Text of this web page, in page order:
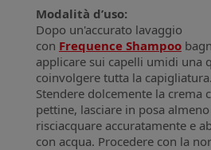
Modalità d’uso:
Dopo un'accurato lavaggio
con Frequence Shampoo
applicare sui capelli umidi una
coinvolgere tutta la capigliatura.
Stendere dolcemente la crema
pettine, lasciare in posa
risciacquare accuratamente e
con acqua. Procedere con la